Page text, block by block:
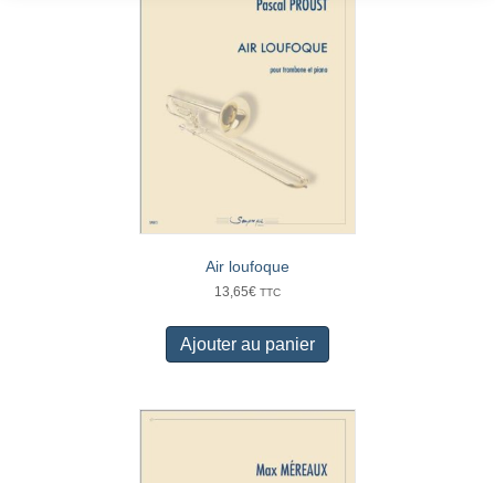
Air loufoque
13,65€ TTC
Ajouter au panier